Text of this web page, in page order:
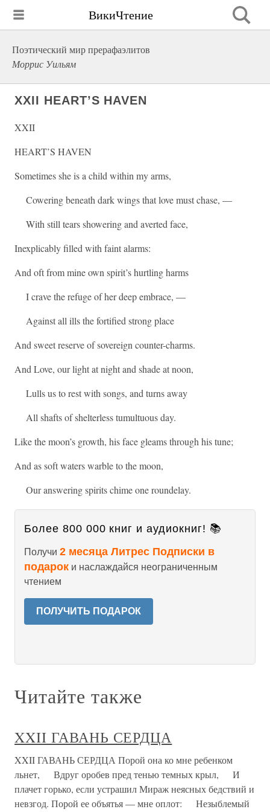
ВикиЧтение
Поэтический мир прерафаэлитов
Моррис Уильям
XXII HEART’S HAVEN
XXII
HEART’S HAVEN
Sometimes she is a child within my arms,
Cowering beneath dark wings that love must chase, —
With still tears showering and averted face,
Inexplicably filled with faint alarms:
And oft from mine own spirit’s hurtling harms
I crave the refuge of her deep embrace, —
Against all ills the fortified strong place
And sweet reserve of sovereign counter-charms.
And Love, our light at night and shade at noon,
Lulls us to rest with songs, and turns away
All shafts of shelterless tumultuous day.
Like the moon’s growth, his face gleams through his tune;
And as soft waters warble to the moon,
Our answering spirits chime one roundelay.
Более 800 000 книг и аудиокниг! 📚
Получи 2 месяца Литрес Подписки в
подарок и наслаждайся неограниченным
чтением
ПОЛУЧИТЬ ПОДАРОК
Читайте также
XXII ГАВАНЬ СЕРДЦА
XXII ГАВАНЬ СЕРДЦА Порой она ко мне ребенком
льнет, Вдруг оробев пред тенью темных крыл, И
плачет горько, если устрашил Мираж неясных бедствий и
невзгод. Порой ее объятья — мне оплот: Незыблемый